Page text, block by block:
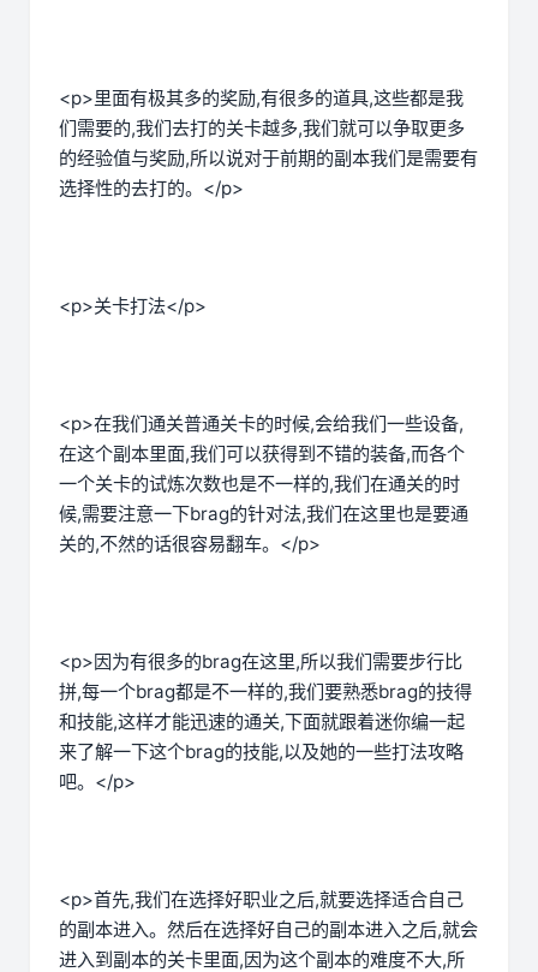
<p>里面有极其多的奖励,有很多的道具,这些都是我
们需要的,我们去打的关卡越多,我们就可以争取更多
的经验值与奖励,所以说对于前期的副本我们是需要有
选择性的去打的。</p>
<p>关卡打法</p>
<p>在我们通关普通关卡的时候,会给我们一些设备,
在这个副本里面,我们可以获得到不错的装备,而各个
一个关卡的试炼次数也是不一样的,我们在通关的时
候,需要注意一下brag的针对法,我们在这里也是要通
关的,不然的话很容易翻车。</p>
<p>因为有很多的brag在这里,所以我们需要步行比
拼,每一个brag都是不一样的,我们要熟悉brag的技得
和技能,这样才能迅速的通关,下面就跟着迷你编一起
来了解一下这个brag的技能,以及她的一些打法攻略
吧。</p>
<p>首先,我们在选择好职业之后,就要选择适合自己
的副本进入。然后在选择好自己的副本进入之后,就会
进入到副本的关卡里面,因为这个副本的难度不大,所